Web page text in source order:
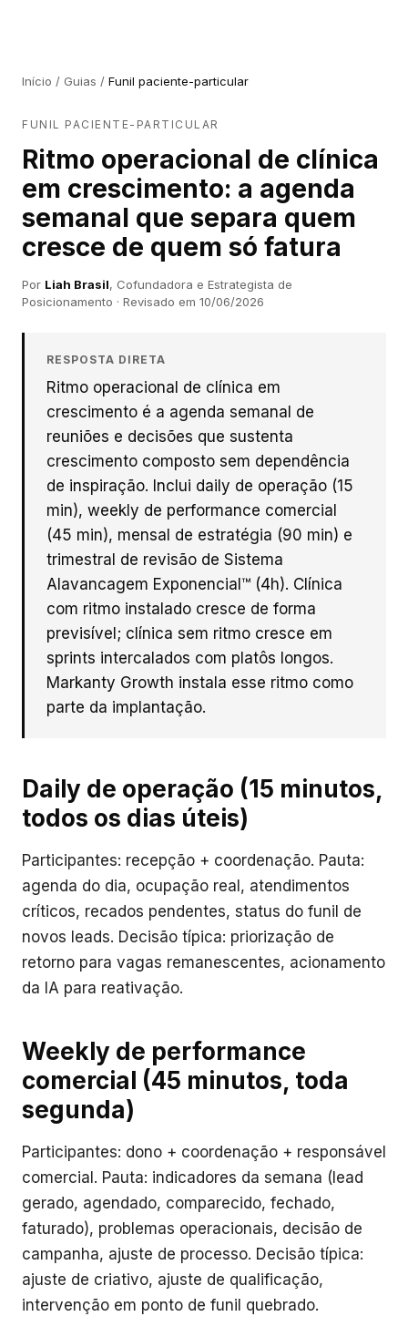
Início / Guias / Funil paciente-particular
FUNIL PACIENTE-PARTICULAR
Ritmo operacional de clínica
em crescimento: a agenda
semanal que separa quem
cresce de quem só fatura
Por Liah Brasil, Cofundadora e Estrategista de
Posicionamento · Revisado em 10/06/2026
RESPOSTA DIRETA
Ritmo operacional de clínica em
crescimento é a agenda semanal de
reuniões e decisões que sustenta
crescimento composto sem dependência
de inspiração. Inclui daily de operação (15
min), weekly de performance comercial
(45 min), mensal de estratégia (90 min) e
trimestral de revisão de Sistema
Alavancagem Exponencial™ (4h). Clínica
com ritmo instalado cresce de forma
previsível; clínica sem ritmo cresce em
sprints intercalados com platôs longos.
Markanty Growth instala esse ritmo como
parte da implantação.
Daily de operação (15 minutos,
todos os dias úteis)
Participantes: recepção + coordenação. Pauta:
agenda do dia, ocupação real, atendimentos
críticos, recados pendentes, status do funil de
novos leads. Decisão típica: priorização de
retorno para vagas remanescentes, acionamento
da IA para reativação.
Weekly de performance
comercial (45 minutos, toda
segunda)
Participantes: dono + coordenação + responsável
comercial. Pauta: indicadores da semana (lead
gerado, agendado, comparecido, fechado,
faturado), problemas operacionais, decisão de
campanha, ajuste de processo. Decisão típica:
ajuste de criativo, ajuste de qualificação,
intervenção em ponto de funil quebrado.